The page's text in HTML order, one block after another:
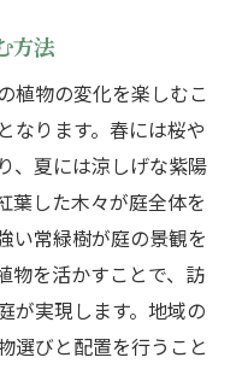
方法
植物の変化を楽しむこ
なります。春には桜や
、夏には涼しげな紫陽
葉した木々が庭全体を
い常緑樹が庭の景観を
物を活かすことで、訪
が実現します。地域の
選びと配置を行うこと